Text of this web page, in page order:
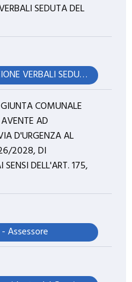
SEDUTA DEL
LETTURA E APPROVAZIONE VERBALI SEDUTA DEL 29.04.2026.
COMUNALE
AD
D'URGENZA AL
2028, DI
DELL'ART. 175,
Assessore